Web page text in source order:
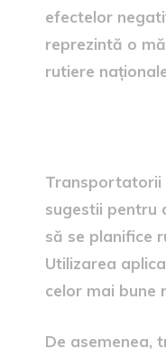
efectelor
reprezintă o
rutiere
Transportatorii
sugestii pentru
să se planifice
Utilizarea
celor mai bune
De asemenea,